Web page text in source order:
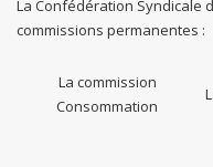
La Confédération Syndicale
commissions permanentes :
La commission
Consommation